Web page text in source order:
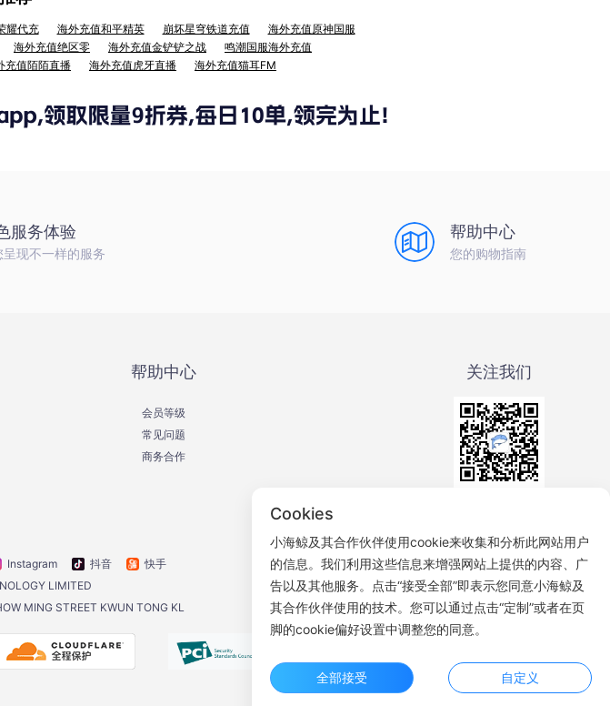
耀代充 海外充值和平精英 崩坏星穹铁道充值
海外充值原神国服
海外充值绝区零 海外充值金铲铲之战
鸣潮国服海外充值
充值陌陌直播 海外充值虎牙直播 海外充值猫耳FM
服务体验
呈现不一样的服务
帮助中心
您的购物指南
帮助中心
会员等级
常见问题
商务合作
关注我们
Instagram 抖音
快手
LIMITED
MING STREET KWUN TONG KL
Cookies
小海鲸及其合作伙伴使用cookie来收集和分析此网站用户
的信息。我们利用这些信息来增强网站上提供的内容、广
告以及其他服务。点击“接受全部”即表示您同意小海鲸及
其合作伙伴使用的技术。您可以通过点击“定制”或者在页
脚的cookie偏好设置中调整您的同意。
全部接受 自定义